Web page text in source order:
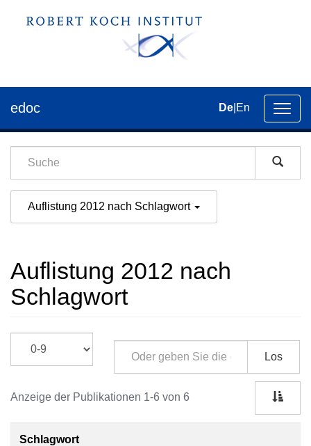
der
edoc De En
Auflistung 2012 nach Schlagwort
Auflistung 2012 nach
Schlagwort
Los
Anzeige der Publikationen 1-6 von 6
Schlagwort